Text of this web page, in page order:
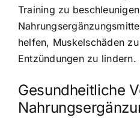
Training zu
helfen, Muskelschäden
Entzündungen zu lindern.
Gesundheitliche